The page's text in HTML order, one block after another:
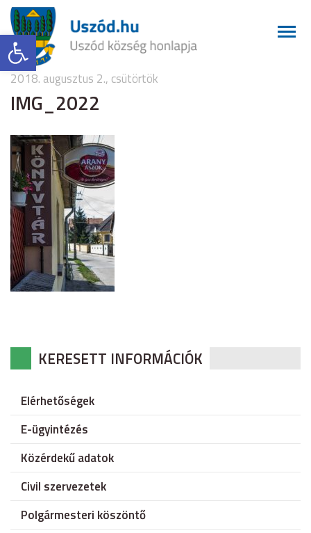
Eszköztár megnyitása
2018. augusztus 2., csütörtök
IMG_2022
KERESETT INFORMÁCIÓK
Elérhetőségek
E-ügyintézés
Közérdekű adatok
Civil szervezetek
Polgármesteri köszöntő